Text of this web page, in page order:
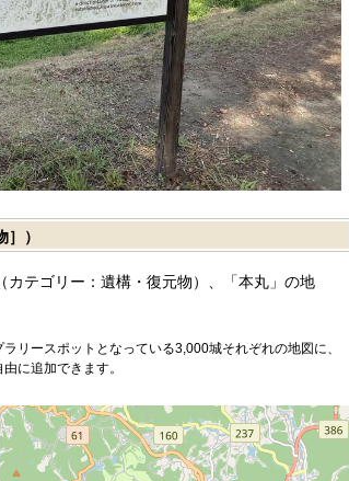
）
テゴリー：遺構・復元物）、「本丸」の地
リースポットとなっている3,000城それぞれの地図に、
に追加できます。